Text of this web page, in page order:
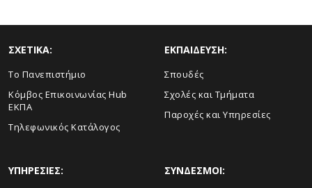
ΣΧΕΤΙΚΑ:
Το Πανεπιστήμιο
Κόμβος Επικοινωνίας Hub
ΕΚΠΑ
Τηλεφωνικός Κατάλογος
ΕΚΠΑΙΔΕΥΣΗ:
Σπουδές
Σχολές και Τμήματα
Παροχές και Υπηρεσίες
ΥΠΗΡΕΣΙΕΣ: ΣΥΝΔΕΣΜΟΙ: